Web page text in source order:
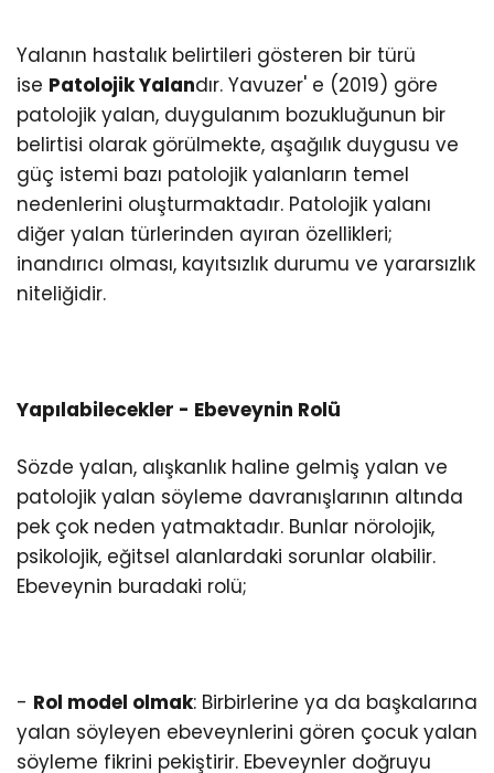
Yalanın hastalık belirtileri gösteren bir türü
ise Patolojik Yalandır. Yavuzer' e (2019) göre
patolojik yalan, duygulanım bozukluğunun bir
belirtisi olarak görülmekte, aşağılık duygusu ve
güç istemi bazı patolojik yalanların temel
nedenlerini oluşturmaktadır. Patolojik yalanı
diğer yalan türlerinden ayıran özellikleri;
inandırıcı olması, kayıtsızlık durumu ve yararsızlık
niteliğidir.
Yapılabilecekler - Ebeveynin Rolü
Sözde yalan, alışkanlık haline gelmiş yalan ve
patolojik yalan söyleme davranışlarının altında
pek çok neden yatmaktadır. Bunlar nörolojik,
psikolojik, eğitsel alanlardaki sorunlar olabilir.
Ebeveynin buradaki rolü;
- Rol model olmak: Birbirlerine ya da başkalarına
yalan söyleyen ebeveynlerini gören çocuk yalan
söyleme fikrini pekiştirir. Ebeveynler doğruyu